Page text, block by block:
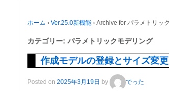
ホーム › Ver.25.0新機能 › Archive for パラメトリッ
カテゴリー: パラメトリックモデリング
作成モデルの登録とサイズ変
Posted on 2025年3月19日 by でった